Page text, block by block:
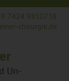
7424 9810738
​chirurgie.​de
Un­